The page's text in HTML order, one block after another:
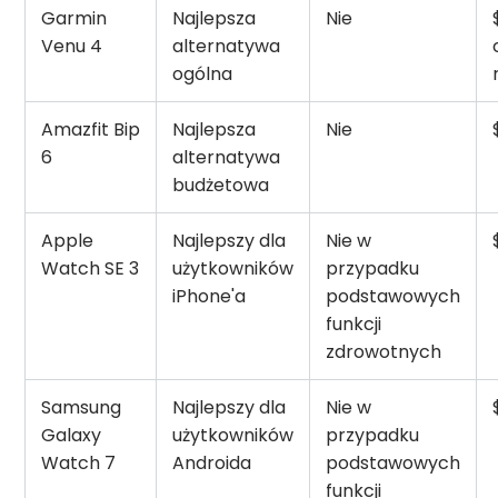
Garmin
Venu 4
Najlepsza
alternatywa
ogólna
Nie
Amazfit Bip
6
Najlepsza
alternatywa
budżetowa
Nie
Apple
Watch SE 3
Najlepszy dla
użytkowników
iPhone'a
Nie w
przypadku
podstawowych
funkcji
zdrowotnych
Samsung
Galaxy
Watch 7
Najlepszy dla
użytkowników
Androida
Nie w
przypadku
podstawowych
funkcji